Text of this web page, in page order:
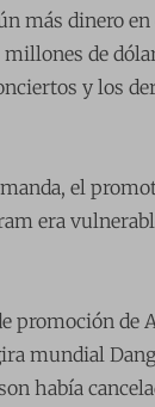
más dinero
de
y los
el
era
promoción de
mundial
había